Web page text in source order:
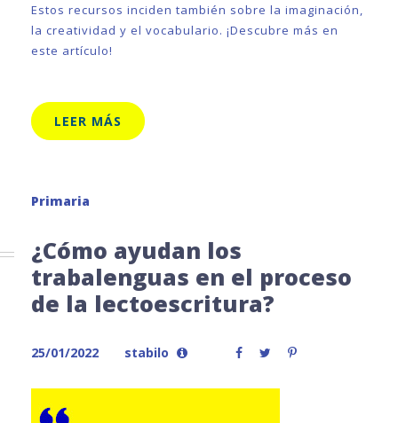
Estos recursos inciden también sobre la imaginación,
la creatividad y el vocabulario. ¡Descubre más en
este artículo!
LEER MÁS
Primaria
¿Cómo ayudan los
trabalenguas en el proceso
de la lectoescritura?
25/01/2022 stabilo